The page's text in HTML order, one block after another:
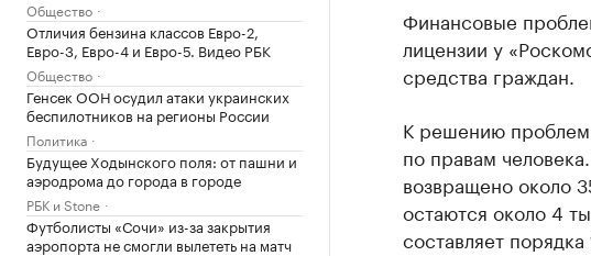
Общество
Отличия бензина классов Евро-2,
Евро-3, Евро-4 и Евро-5. Видео РБК
Общество
Генсек ООН осудил атаки украинских
беспилотников на регионы России
Политика
Будущее Ходынского поля: от пашни и
аэродрома до города в городе
РБК и Stone
Футболисты «Сочи» из-за закрытия
аэропорта не смогли вылететь на матч
Финансовые
лицензии у
средства граждан.
К решению проблем
по правам
возвращено около
остаются около 4
составляет